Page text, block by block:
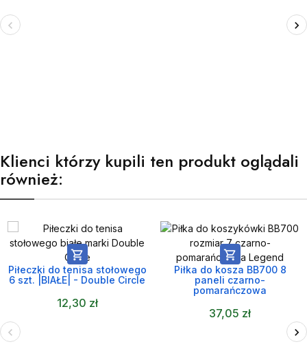
Klienci którzy kupili ten produkt oglądali
również:

Piłeczki do tenisa stołowego
6 szt. |BIAŁE| - Double Circle
12,30 zł

Piłka do kosza BB700 8
paneli czarno-
pomarańczowa
37,05 zł